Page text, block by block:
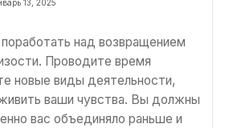
13, 2025
над возвращением
Проводите время
новые виды деятельности,
ваши чувства. Вы должны
вас объединяло раньше и